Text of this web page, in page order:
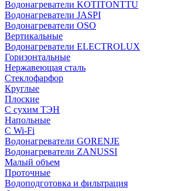
Водонагреватели KOTITONTTU
Водонагреватели JASPI
Водонагреватели OSO
Вертикальные
Водонагреватели ELECTROLUX
Горизонтальные
Нержавеющая сталь
Стеклофарфор
Круглые
Плоские
С сухим ТЭН
Напольные
С Wi-Fi
Водонагреватели GORENJE
Водонагреватели ZANUSSI
Малый объем
Проточные
Водоподготовка и фильтрация